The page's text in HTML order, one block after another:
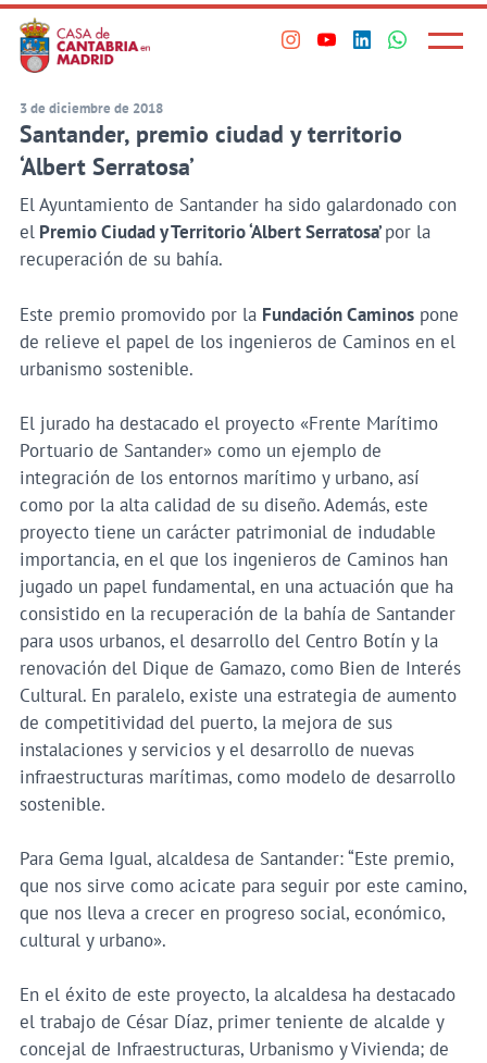
Saltar
al
contenido
principal
Visita
en
Visita
en
Visita
en
Visita
en
Principal
Menú
3 de diciembre de 2018
Santander, premio ciudad y territorio
‘Albert Serratosa’
El Ayuntamiento de Santander ha sido galardonado con
elPremio Ciudad y Territorio ‘Albert Serratosa’por la
recuperación de su bahía.
Este premio promovido por la Fundación Caminospone
de relieve el papel de los ingenieros de Caminos en el
urbanismo sostenible.
El jurado ha destacado el proyecto «Frente Marítimo
Portuario de Santander» como un ejemplo de
integración de los entornos marítimo y urbano, así
como por la alta calidad de su diseño. Además, este
proyecto tiene un carácter patrimonial de indudable
importancia, en el que los ingenieros de Caminos han
jugado un papel fundamental, en una actuación que ha
consistido en la recuperación de la bahía de Santander
para usos urbanos, el desarrollo del Centro Botín y la
renovación del Dique de Gamazo, como Bien de Interés
Cultural. En paralelo, existe una estrategia de aumento
de competitividad del puerto, la mejora de sus
instalaciones y servicios y el desarrollo de nuevas
infraestructuras marítimas, como modelo de desarrollo
sostenible.
Para Gema Igual, alcaldesa de Santander: “Este premio,
que nos sirve como acicate para seguir por este camino,
que nos lleva a crecer en progreso social, económico,
cultural y urbano».
En el éxito de este proyecto, la alcaldesa ha destacado
el trabajo de César Díaz, primer teniente de alcalde y
concejal de Infraestructuras, Urbanismo y Vivienda; de